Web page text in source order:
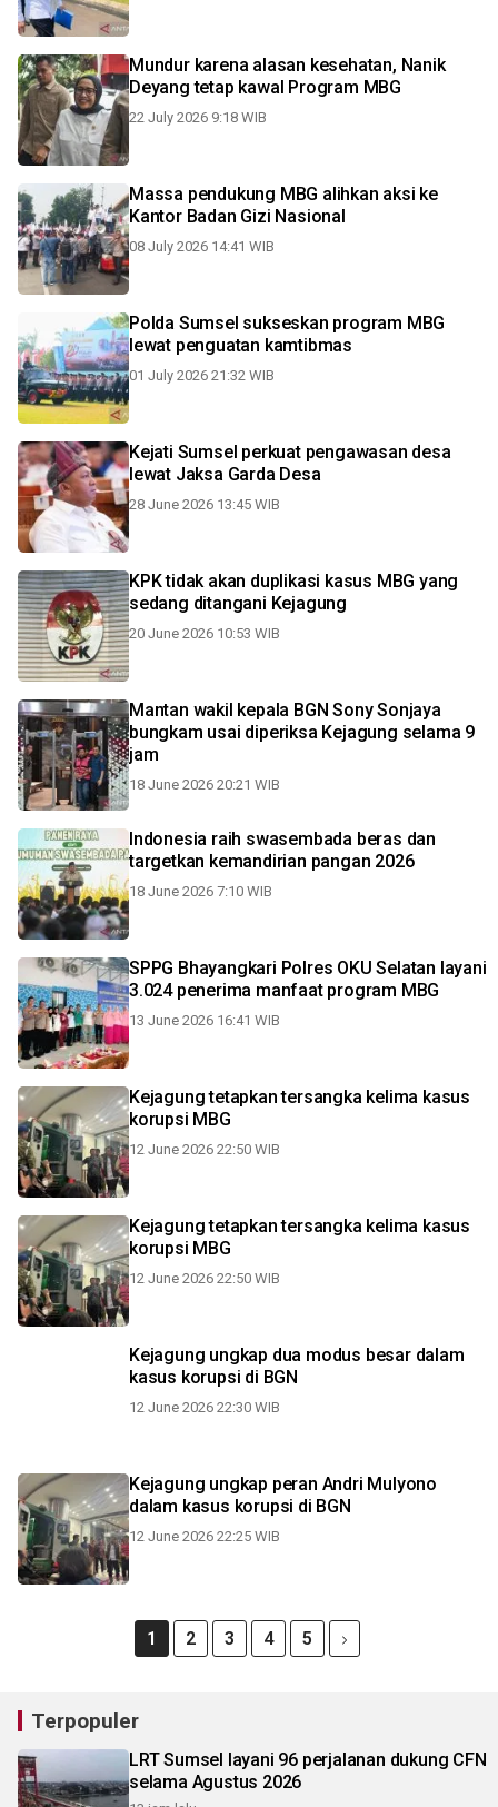
Mundur karena alasan kesehatan, Nanik
Deyang tetap kawal Program MBG
22 July 2026 9:18 WIB
Massa pendukung MBG alihkan aksi ke
Kantor Badan Gizi Nasional
08 July 2026 14:41 WIB
Polda Sumsel sukseskan program MBG
lewat penguatan kamtibmas
01 July 2026 21:32 WIB
Kejati Sumsel perkuat pengawasan desa
lewat Jaksa Garda Desa
28 June 2026 13:45 WIB
KPK tidak akan duplikasi kasus MBG yang
sedang ditangani Kejagung
20 June 2026 10:53 WIB
Mantan wakil kepala BGN Sony Sonjaya
bungkam usai diperiksa Kejagung selama 9
jam
18 June 2026 20:21 WIB
Indonesia raih swasembada beras dan
targetkan kemandirian pangan 2026
18 June 2026 7:10 WIB
SPPG Bhayangkari Polres OKU Selatan layani
3.024 penerima manfaat program MBG
13 June 2026 16:41 WIB
Kejagung tetapkan tersangka kelima kasus
korupsi MBG
12 June 2026 22:50 WIB
Kejagung tetapkan tersangka kelima kasus
korupsi MBG
12 June 2026 22:50 WIB
Kejagung ungkap dua modus besar dalam
kasus korupsi di BGN
12 June 2026 22:30 WIB
Kejagung ungkap peran Andri Mulyono
dalam kasus korupsi di BGN
12 June 2026 22:25 WIB
1 2 3 4 5
Terpopuler
LRT Sumsel layani 96 perjalanan dukung CFN
selama Agustus 2026